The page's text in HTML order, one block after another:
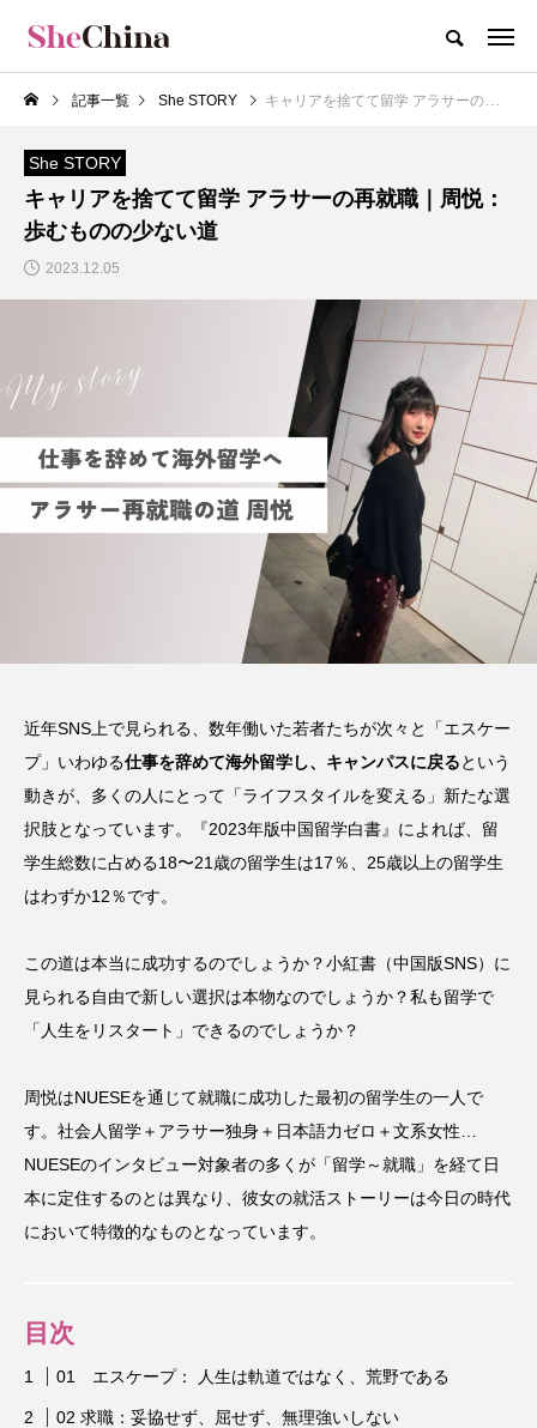
記事一覧 She STORY キャリアを捨てて留学 アラサーの再就職｜周悦：歩むものの少ない道
She STORY
キャリアを捨てて留学 アラサーの再就職｜周悦：
歩むものの少ない道
2023.12.05
近年SNS上で見られる、数年働いた若者たちが次々と「エスケー
プ」いわゆる仕事を辞めて海外留学し、キャンパスに戻るという
動きが、多くの人にとって「ライフスタイルを変える」新たな選
択肢となっています。『2023年版中国留学白書』によれば、留
学生総数に占める18〜21歳の留学生は17％、25歳以上の留学生
はわずか12％です。
この道は本当に成功するのでしょうか？小紅書（中国版SNS）に
見られる自由で新しい選択は本物なのでしょうか？私も留学で
「人生をリスタート」できるのでしょうか？
周悦はNUESEを通じて就職に成功した最初の留学生の一人で
す。社会人留学＋アラサー独身＋日本語力ゼロ＋文系女性…
NUESEのインタビュー対象者の多くが「留学～就職」を経て日
本に定住するのとは異なり、彼女の就活ストーリーは今日の時代
において特徴的なものとなっています。
目次
01 エスケープ： 人生は軌道ではなく、荒野である
02 求職：妥協せず、屈せず、無理強いしない